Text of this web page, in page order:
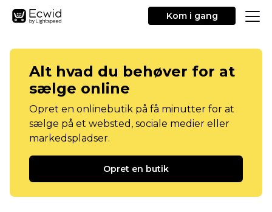
Kom i gang
Alt hvad du behøver for at
sælge online
Opret en onlinebutik på få minutter for at
sælge på et websted, sociale medier eller
markedspladser.
Opret en butik